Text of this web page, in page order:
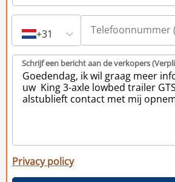
+31
Schrijf een bericht aan de verkopers
Privacy policy